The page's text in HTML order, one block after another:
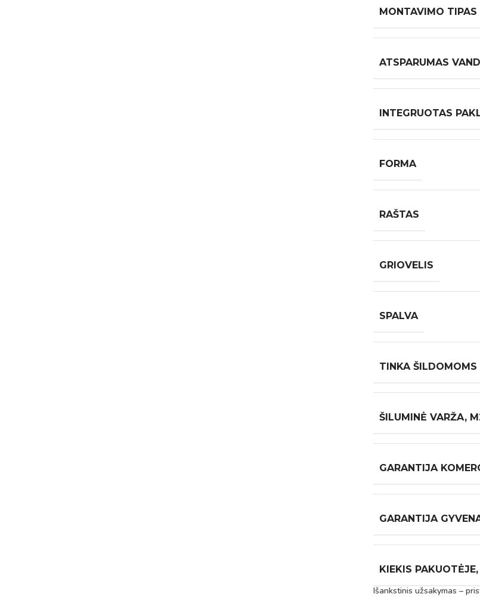
MONTAVIMO TIPAS
ATSPARUMAS
INTEGRUOTAS
FORMA
RAŠTAS
GRIOVELIS
SPALVA
TINKA ŠILDOMOMS
ŠILUMINĖ VARŽA,
GARANTIJA
GARANTIJA
KIEKIS
Išankstinis užsakymas –